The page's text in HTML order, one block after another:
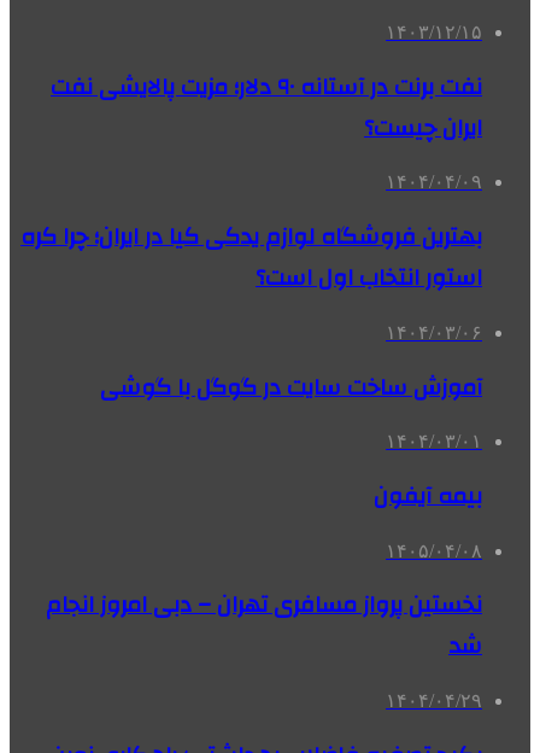
۱۴۰۳/۱۲/۱۵
نفت برنت در آستانه ۹۰ دلار؛ مزیت پالایشی نفت
ایران چیست؟
۱۴۰۴/۰۴/۰۹
بهترین فروشگاه لوازم یدکی کیا در ایران؛ چرا کره
استور انتخاب اول است؟
۱۴۰۴/۰۳/۰۶
آموزش ساخت سایت در گوگل با گوشی
۱۴۰۴/۰۳/۰۱
بیمه آیفون
۱۴۰۵/۰۴/۰۸
نخستین پرواز مسافری تهران – دبی امروز انجام
شد
۱۴۰۴/۰۴/۲۹